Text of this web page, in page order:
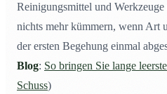
Reinigungsmittel und
nichts mehr kümmern, wenn Art
der ersten Begehung einmal
Blog: So bringen Sie lange
Schuss)